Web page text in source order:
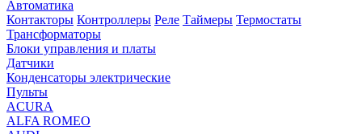
Автоматика
Контакторы Контроллеры Реле Таймеры Термостаты
Трансформаторы
Блоки управления и платы
Датчики
Конденсаторы электрические
Пульты
ACURA
ALFA ROMEO